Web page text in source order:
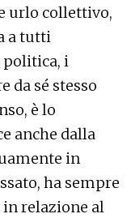
urlo collettivo,
a tutti
politica, i
da sé stesso
è lo
anche dalla
in
ha sempre
relazione al